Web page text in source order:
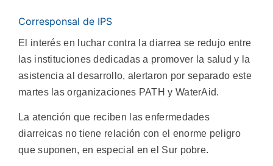
Corresponsal de IPS
El interés en luchar contra la diarrea se redujo entre
las instituciones dedicadas a promover la salud y la
asistencia al desarrollo, alertaron por separado este
martes las organizaciones PATH y WaterAid.
La atención que reciben las enfermedades
diarreicas no tiene relación con el enorme peligro
que suponen, en especial en el Sur pobre.